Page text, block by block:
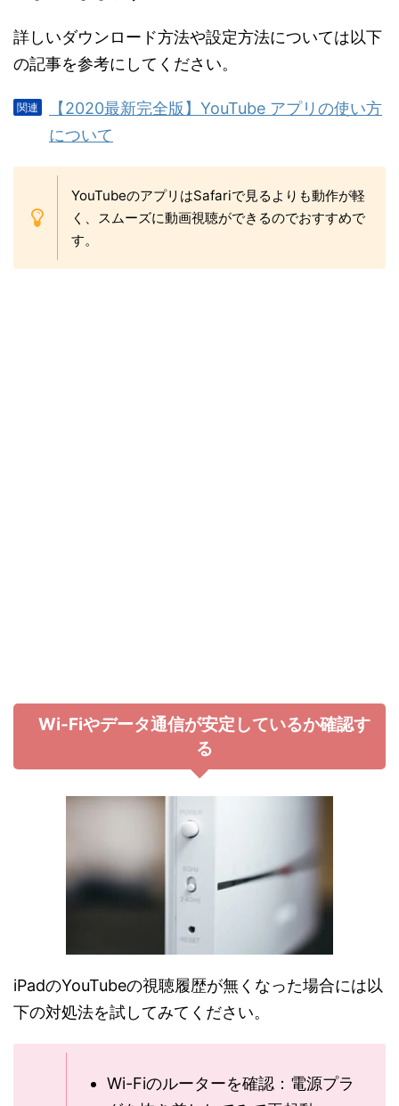
詳しいダウンロード方法や設定方法については以下
の記事を参考にしてください。
【2020最新完全版】YouTube アプリの使い方
について
YouTubeのアプリはSafariで見るよりも動作が軽
く、スムーズに動画視聴ができるのでおすすめで
す。
Wi-Fiやデータ通信が安定しているか確認す
る
iPadのYouTubeの視聴履歴が無くなった場合には以
下の対処法を試してみてください。
Wi-Fiのルーターを確認：電源プラ